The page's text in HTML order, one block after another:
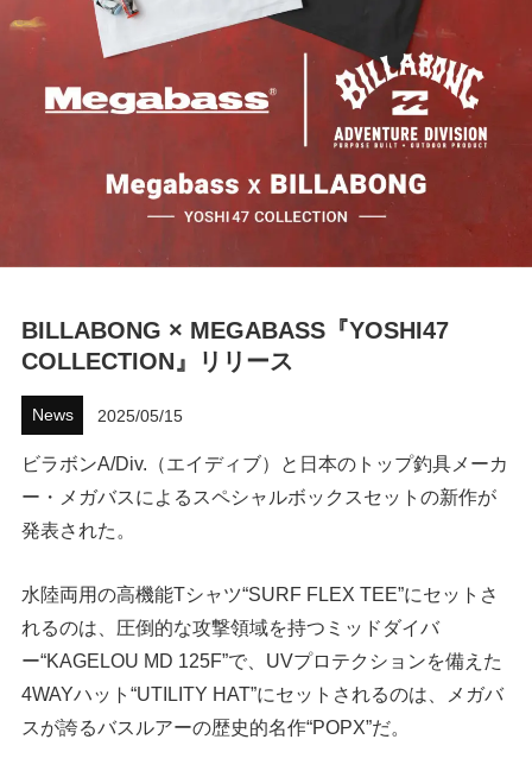
BILLABONG × MEGABASS『YOSHI47
COLLECTION』リリース
News 2025/05/15
ビラボンA/Div.（エイディブ）と日本のトップ釣具メーカ
ー・メガバスによるスペシャルボックスセットの新作が
発表された。
水陸両用の高機能Tシャツ“SURF FLEX TEE”にセットさ
れるのは、圧倒的な攻撃領域を持つミッドダイバ
ー“KAGELOU MD 125F”で、UVプロテクションを備えた
4WAYハット“UTILITY HAT”にセットされるのは、メガバ
スが誇るバスルアーの歴史的名作“POPX”だ。
特集
ホリデースタイル